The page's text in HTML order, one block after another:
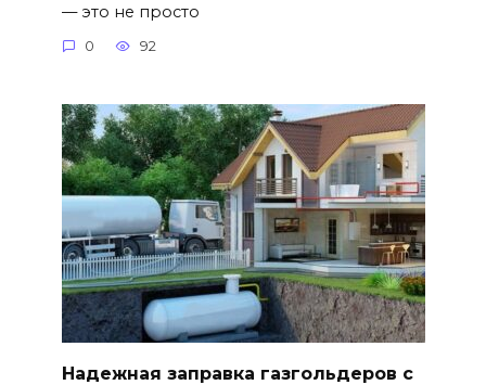
— это не просто
0 92
Надежная заправка газгольдеров с